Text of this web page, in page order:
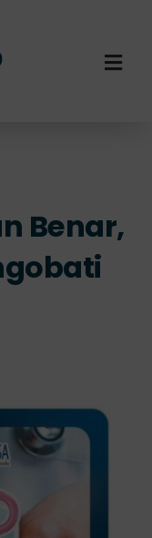
Benar,